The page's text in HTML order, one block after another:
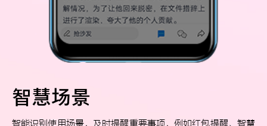
智慧场景
智能识别使用场景，及时提醒重要事项，例如红包提醒、智慧